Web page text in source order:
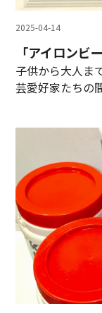
2025-04-14
「アイロンビ
子供から大人ま
芸愛好家たちの